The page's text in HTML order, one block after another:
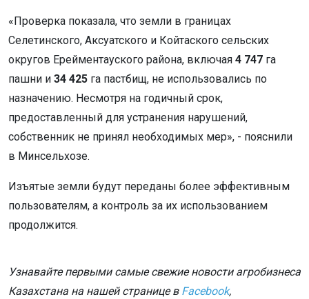
«Проверка показала, что земли в границах
Селетинского, Аксуатского и Койтаского сельских
округов Ерейментауского района, включая 4 747 га
пашни и 34 425 га пастбищ, не использовались по
назначению. Несмотря на годичный срок,
предоставленный для устранения нарушений,
собственник не принял необходимых мер», - пояснили
в Минсельхозе.
Изъятые земли будут переданы более эффективным
пользователям, а контроль за их использованием
продолжится.
Узнавайте первыми самые свежие новости агробизнеса
Казахстана на нашей странице в Facebook,